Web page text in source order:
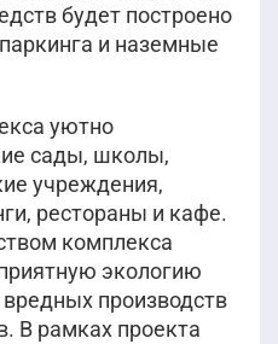
будет построено
и наземные
уютно
сады, школы,
учреждения,
рестораны и кафе.
комплекса
экологию
производств
В рамках проекта